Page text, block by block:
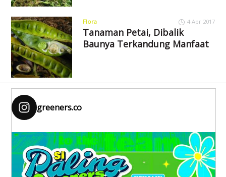
Flora 4 Apr 2017
Tanaman Petai, Dibalik
Baunya Terkandung Manfaat
greeners.co